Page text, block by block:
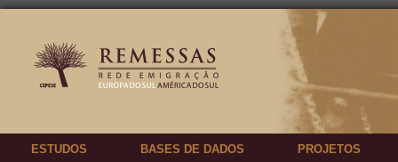
ESTUDOS BASES DE DADOS
PROJETOS